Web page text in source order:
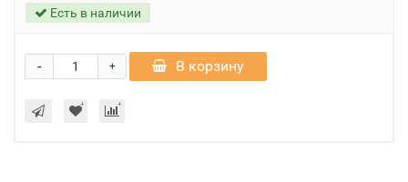
Есть в наличии
+
- В корзину